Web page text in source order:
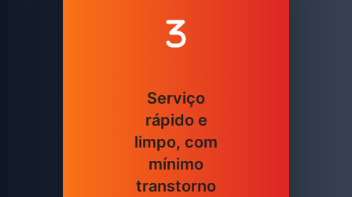
Serviço
rápido e
limpo, com
mínimo
transtorno